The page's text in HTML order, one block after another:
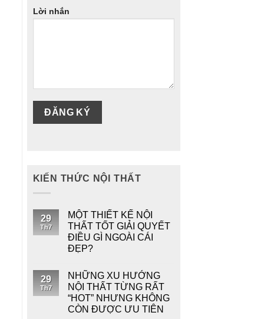
Lời nhắn
KIẾN THỨC NỘI THẤT
29
Th7
MỘT THIẾT KẾ NỘI
THẤT TỐT GIẢI QUYẾT
ĐIỀU GÌ NGOÀI CÁI
ĐẸP?
29
Th7
NHỮNG XU HƯỚNG
NỘI THẤT TỪNG RẤT
“HOT” NHƯNG KHÔNG
CÒN ĐƯỢC ƯU TIÊN